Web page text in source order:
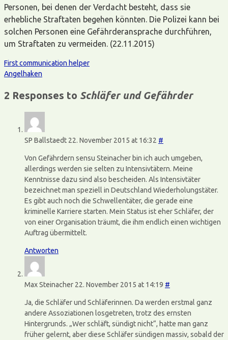
Personen, bei denen der Verdacht besteht, dass sie
erhebliche Straftaten begehen könnten. Die Polizei kann bei
solchen Personen eine Gefährderansprache durchführen,
um Straftaten zu vermeiden. (22.11.2015)
First communication helper
Angelhaken
2 Responses to Schläfer und Gefährder
SP Ballstaedt 22. November 2015 at 16:32 #
Von Gefährdern sensu Steinacher bin ich auch umgeben,
allerdings werden sie selten zu Intensivtätern. Meine
Kenntnisse dazu sind also bescheiden. Als Intensivtäter
bezeichnet man speziell in Deutschland Wiederholungstäter.
Es gibt auch noch die Schwellentäter, die gerade eine
kriminelle Karriere starten. Mein Status ist eher Schläfer, der
von einer Organisation träumt, die ihm endlich einen wichtigen
Auftrag übermittelt.
Antworten
Max Steinacher 22. November 2015 at 14:19 #
Ja, die Schläfer und Schläferinnen. Da werden erstmal ganz
andere Assoziationen losgetreten, trotz des ernsten
Hintergrunds. „Wer schläft, sündigt nicht“, hatte man ganz
früher gelernt, aber diese Schläfer sündigen massiv, sobald der